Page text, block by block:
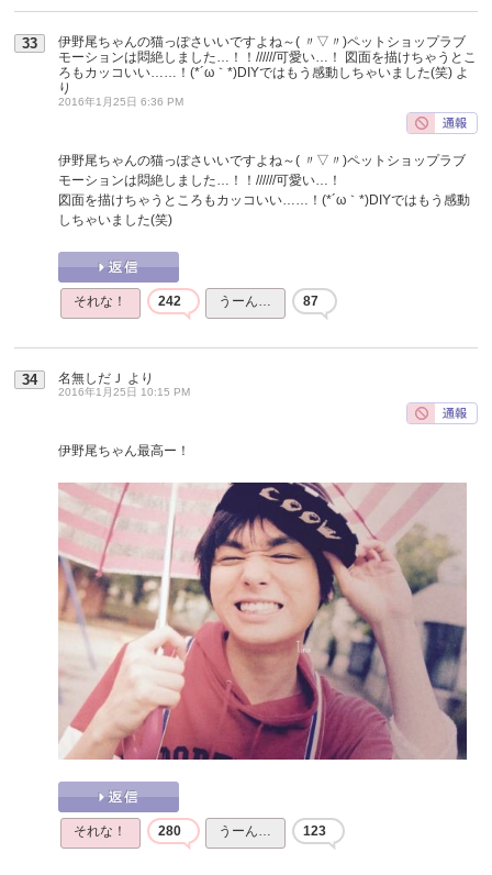
33
伊野尾ちゃんの猫っぽさいいですよね～( 〃▽〃)ペットショップラブ
モーションは悶絶しました…！！//////可愛い…！ 図面を描けちゃうとこ
ろもカッコいい……！(*´ω｀*)DIYではもう感動しちゃいました(笑) よ
り
2016年1月25日 6:36 PM
伊野尾ちゃんの猫っぽさいいですよね～( 〃▽〃)ペットショップラブ
モーションは悶絶しました…！！//////可愛い…！
図面を描けちゃうところもカッコいい……！(*´ω｀*)DIYではもう感動
しちゃいました(笑)
それな！ 242 うーん… 87
34 名無しだＪ より
2016年1月25日 10:15 PM
伊野尾ちゃん最高ー！
それな！ 280 うーん… 123